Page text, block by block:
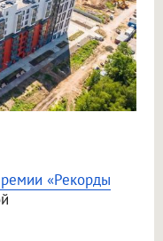
«Рекорды